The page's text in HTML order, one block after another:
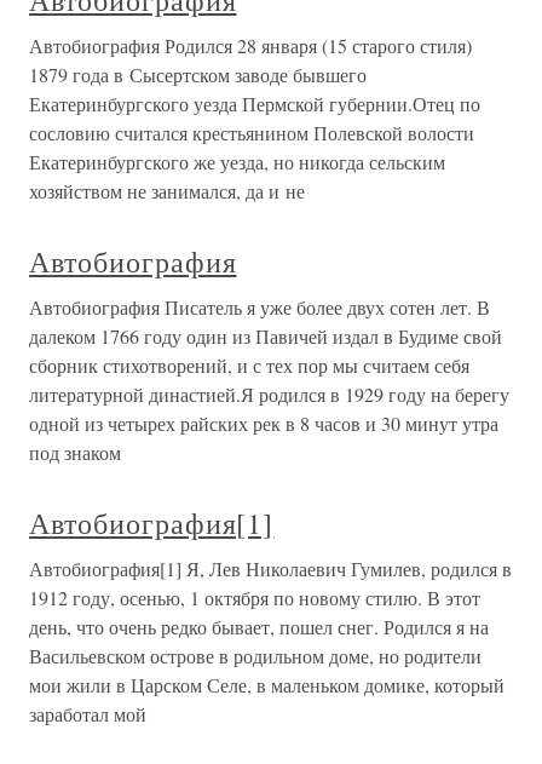
Автобиография Родился 28 января (15 старого стиля)
1879 года в Сысертском заводе бывшего
Екатеринбургского уезда Пермской губернии.Отец по
сословию считался крестьянином Полевской волости
Екатеринбургского же уезда, но никогда сельским
хозяйством не занимался, да и не
Автобиография
Автобиография Писатель я уже более двух сотен лет. В
далеком 1766 году один из Павичей издал в Будиме свой
сборник стихотворений, и с тех пор мы считаем себя
литературной династией.Я родился в 1929 году на берегу
одной из четырех райских рек в 8 часов и 30 минут утра
под знаком
Автобиография[1]
Автобиография[1] Я, Лев Николаевич Гумилев, родился в
1912 году, осенью, 1 октября по новому стилю. В этот
день, что очень редко бывает, пошел снег. Родился я на
Васильевском острове в родильном доме, но родители
мои жили в Царском Селе, в маленьком домике, который
заработал мой